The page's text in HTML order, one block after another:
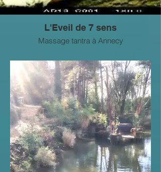
L'Eveil de 7 sens
Massage tantra à Annecy